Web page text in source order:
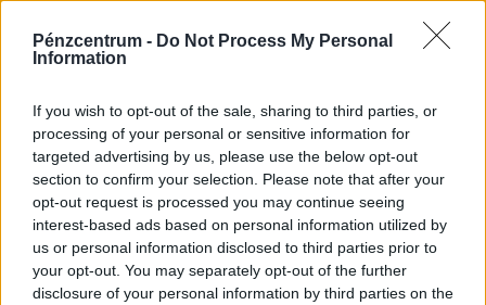
Pénzcentrum - Do Not Process My Personal
Information
If you wish to opt-out of the sale, sharing to third parties, or
processing of your personal or sensitive information for
targeted advertising by us, please use the below opt-out
section to confirm your selection. Please note that after your
opt-out request is processed you may continue seeing
interest-based ads based on personal information utilized by
us or personal information disclosed to third parties prior to
your opt-out. You may separately opt-out of the further
disclosure of your personal information by third parties on the
A Sziget szervezői szerint a fesztiválozóknak nem kell
áram- vagy vízellátási problémáktól tartaniuk.